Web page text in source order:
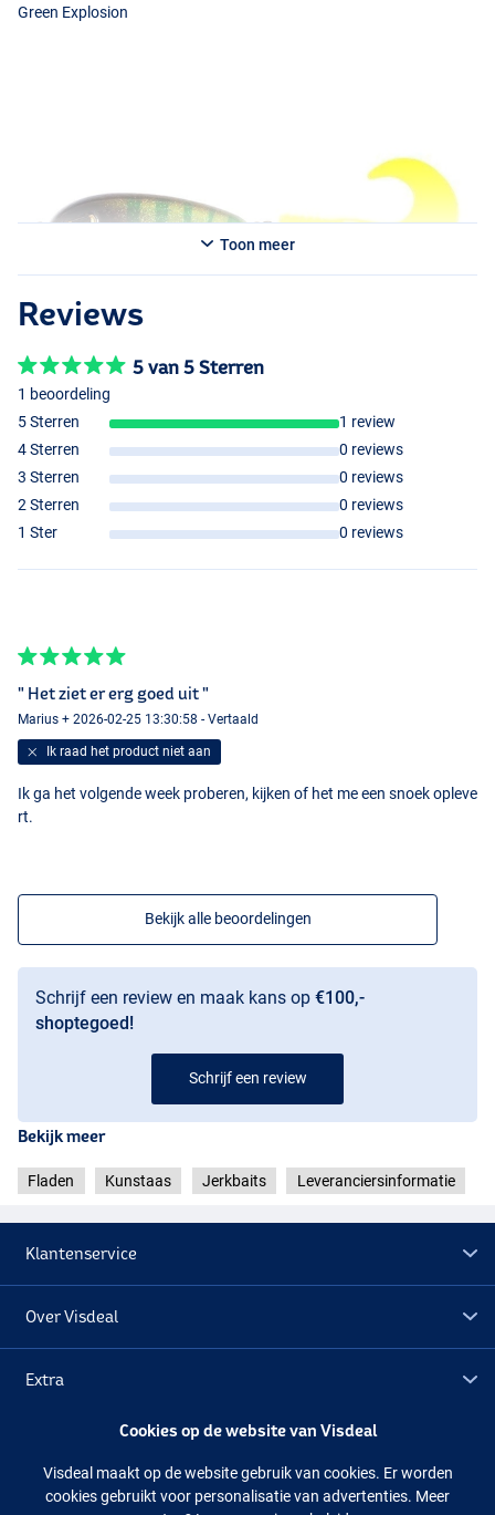
beleven.
Green Explosion
Orange Black Dots
Toon meer
Reviews
5 van 5 Sterren
1 beoordeling
5 Sterren
1 review
4 Sterren
0 reviews
3 Sterren
0 reviews
2 Sterren
0 reviews
1 Ster
0 reviews
" Het ziet er erg goed uit "
Marius + 2026-02-25 13:30:58 - Vertaald
Ik raad het product niet aan
Ik ga het volgende week proberen, kijken of het me een snoek opleve
rt.
Bekijk alle beoordelingen
Schrijf een review en maak kans op €100,-
shoptegoed!
Schrijf een review
Bekijk meer
Fladen Kunstaas Jerkbaits Leveranciersinformatie
Klantenservice
Over Visdeal
Extra
Facebook Instagram
Cookies op de website van Visdeal
Visdeal maakt op de website gebruik van cookies. Er worden
cookies gebruikt voor personalisatie van advertenties. Meer